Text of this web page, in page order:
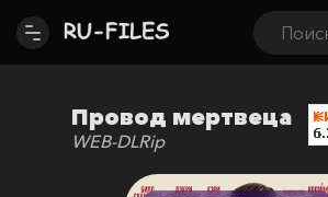
Провод мертвеца
WEB-DLRip